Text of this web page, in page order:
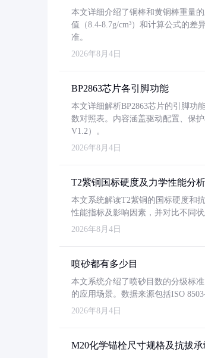
本文详细介绍了铜棒和黄铜棒重量
值（8.4-8.7g/cm³）和计算公式的差
准。
2026年8月4日
BP2863芯片各引脚功能
本文详细解析BP2863芯片的引脚功
数对照表。内容涵盖驱动配置、保
V1.2）。
2026年8月4日
T2紫铜国标硬度及力学性能分析
本文系统解读T2紫铜的国标硬度和
性能指标及影响因素，并对比不同
2026年8月4日
喷砂都有多少目
本文系统介绍了喷砂目数的分级标
的应用场景。数据来源包括ISO
2026年8月4日
M20化学锚栓尺寸规格及抗拔